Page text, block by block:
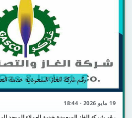
19 مايو 2026 · 18:44